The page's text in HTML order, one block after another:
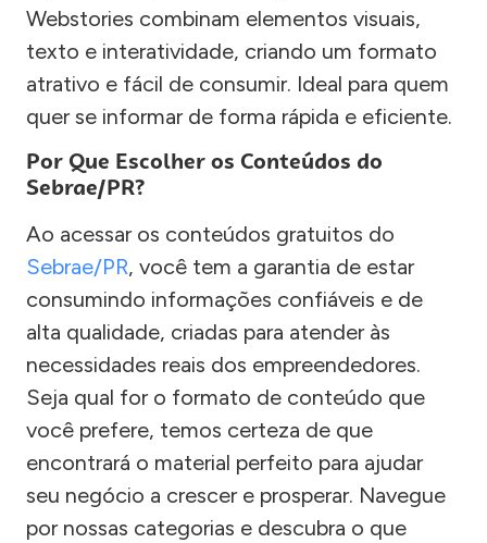
Webstories combinam elementos visuais,
texto e interatividade, criando um formato
atrativo e fácil de consumir. Ideal para quem
quer se informar de forma rápida e eficiente.
Por Que Escolher os Conteúdos do
Sebrae/PR?
Ao acessar os conteúdos gratuitos do
Sebrae/PR, você tem a garantia de estar
consumindo informações confiáveis e de
alta qualidade, criadas para atender às
necessidades reais dos empreendedores.
Seja qual for o formato de conteúdo que
você prefere, temos certeza de que
encontrará o material perfeito para ajudar
seu negócio a crescer e prosperar. Navegue
por nossas categorias e descubra o que